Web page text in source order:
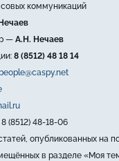
коммуникаций
— А.Н. Нечаев
8 (8512) 48 18 14
(8512) 48-18-06
опубликованных на
в разделе «Моя